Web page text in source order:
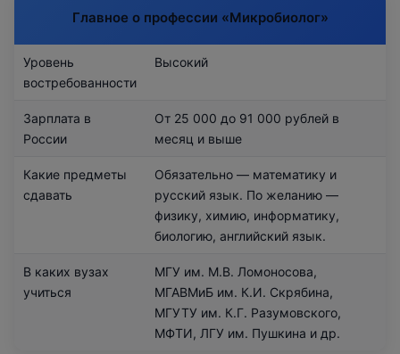
Главное о профессии «‎Микробиолог»
Уровень
востребованности
Высокий
Зарплата в
России
От 25 000 до 91 000 рублей в
месяц и выше
Какие предметы
сдавать
Обязательно — математику и
русский язык. По желанию —
физику, химию, информатику,
биологию, английский язык.
В каких вузах
учиться
МГУ им. М.В. Ломоносова,
МГАВМиБ им. К.И. Скрябина,
МГУТУ им. К.Г. Разумовского,
МФТИ, ЛГУ им. Пушкина и др.